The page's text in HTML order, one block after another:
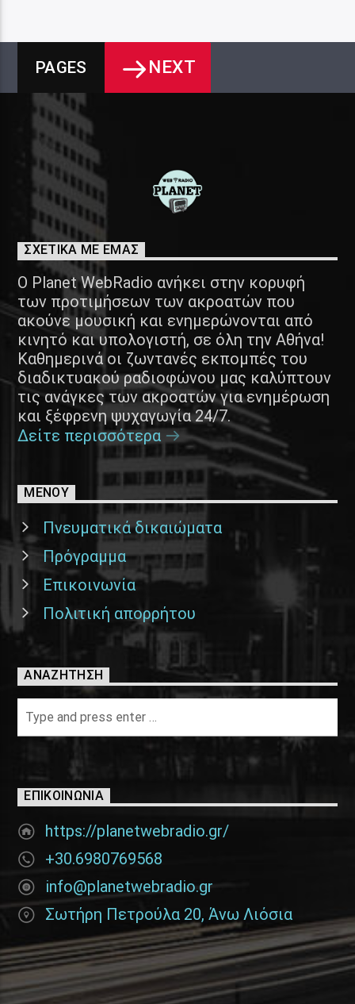
PAGES NEXT
ΣΧΕΤΙΚΑ ΜΕ ΕΜΑΣ
Ο Planet WebRadio ανήκει στην κορυφή
των προτιμήσεων των ακροατών που
ακούνε μουσική και ενημερώνονται από
κινητό και υπολογιστή, σε όλη την Αθήνα!
Καθημερινά οι ζωντανές εκπομπές του
διαδικτυακού ραδιοφώνου μας καλύπτουν
τις ανάγκες των ακροατών για ενημέρωση
και ξέφρενη ψυχαγωγία 24/7.
Δείτε περισσότερα
ΜΕΝΟΥ
Πνευματικά δικαιώματα
Πρόγραμμα
Επικοινωνία
Πολιτική απορρήτου
ΑΝΑΖΉΤΗΣΗ
ΕΠΙΚΟΙΝΩΝΊΑ
https://planetwebradio.gr/
+30.6980769568
info@planetwebradio.gr
Σωτήρη Πετρούλα 20, Άνω Λιόσια